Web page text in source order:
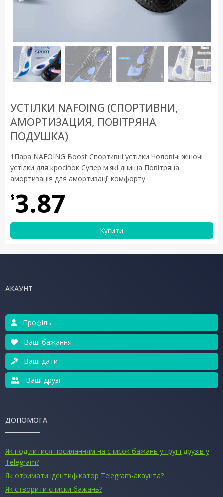
УСТІЛКИ NAFOING (СПОРТИВНИ,
АМОРТИЗАЦИЯ, ПОВІТРЯНА
ПОДУШКА)
1Пара NAFOING Boost Спортивні устілки Чоловічі жіночі
устілки для кросівок Супер м'які днища Повітряна
амортизація для амортизації комфорту
$3.87
Купити
АКАУНТ
Профіль
Ваші бажання
Ваші дати
Ваші друзі
ДОПОМОГА
Як поділитися посиланням на список бажань у групі друзів у
Telegram?
Як отримати ідентифікатор Telegram-акаунта?
Як створити списки бажань?